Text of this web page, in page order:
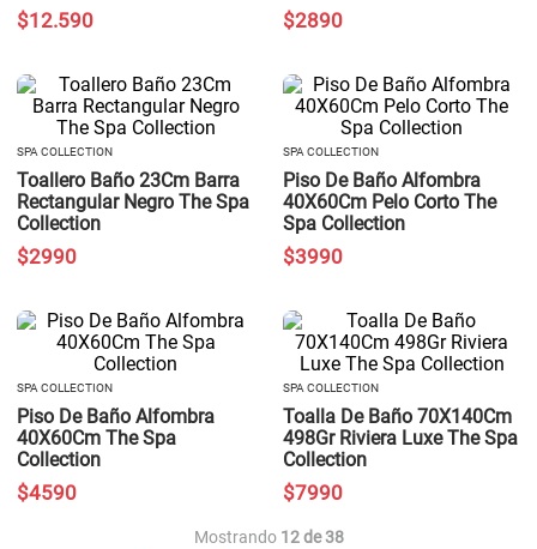
$12.590 $2890
SPA COLLECTION
Toallero Baño 23Cm Barra
Rectangular Negro The Spa
Collection
$2990
SPA COLLECTION
Piso De Baño Alfombra
40X60Cm Pelo Corto The
Spa Collection
$3990
SPA COLLECTION
Piso De Baño Alfombra
40X60Cm The Spa
Collection
$4590
SPA COLLECTION
Toalla De Baño 70X140Cm
498Gr Riviera Luxe The Spa
Collection
$7990
Mostrando 12 de 38